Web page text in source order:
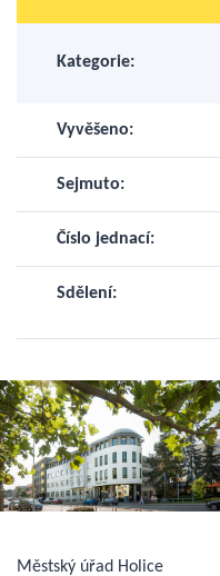
Kategorie:
Vyvěšeno:
Sejmuto:
Číslo jednací:
Sdělení:
Městský úřad Holice